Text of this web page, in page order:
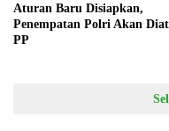
Aturan Baru Disiapkan,
Penempatan Polri Akan
PP